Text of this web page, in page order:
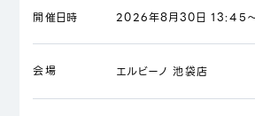
開催日時 2026年8月30日 13:45
会場 エルビーノ 池袋店